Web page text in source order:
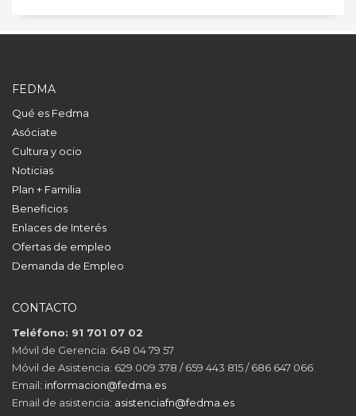
FEDMA
Qué es Fedma
Asóciate
Cultura y ocio
Noticias
Plan + Familia
Beneficios
Enlaces de Interés
Ofertas de empleo
Demanda de Empleo
CONTACTO
Teléfono: 91 701 07 02
Móvil de Gerencia: 648 04 79 57
Móvil de Asistencia: 629 009 378 / 659 443 815 / 686 647 066
Email: informacion@fedma.es
Email de asistencia: asistenciafn@fedma.es